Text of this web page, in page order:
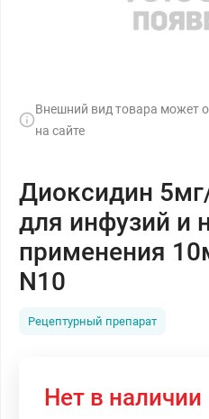
Внешний вид товара может
на сайте
Диоксидин
для инфузий и
применения
N10
Рецептурный препарат
Нет в наличии